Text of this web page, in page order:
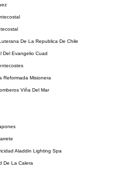
De La Republica De Chile
Del Evangelio Cuad
Reformada Misionera
Viña Del Mar
Aladdin Lighting Spa
De La Calera